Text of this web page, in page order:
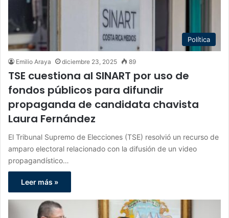
Política
Emilio Araya diciembre 23, 2025 89
TSE cuestiona al SINART por uso de
fondos públicos para difundir
propaganda de candidata chavista
Laura Fernández
El Tribunal Supremo de Elecciones (TSE) resolvió un recurso de
amparo electoral relacionado con la difusión de un video
propagandístico…
Leer más »